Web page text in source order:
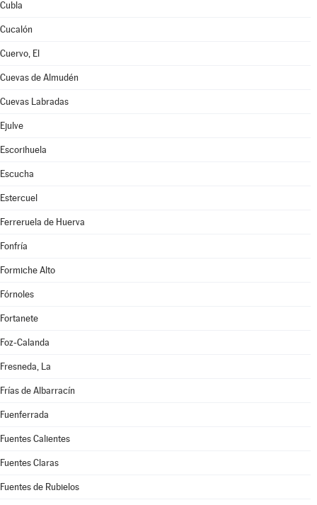
Cubla
Cucalón
Cuervo, El
Cuevas de Almudén
Cuevas Labradas
Ejulve
Escorihuela
Escucha
Estercuel
Ferreruela de Huerva
Fonfría
Formiche Alto
Fórnoles
Fortanete
Foz-Calanda
Fresneda, La
Frías de Albarracín
Fuenferrada
Fuentes Calientes
Fuentes Claras
Fuentes de Rubielos